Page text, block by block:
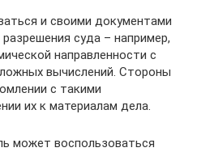
и своими документами
суда – например,
направленности с
вычислений. Стороны
с такими
их к материалам дела.
может воспользоваться